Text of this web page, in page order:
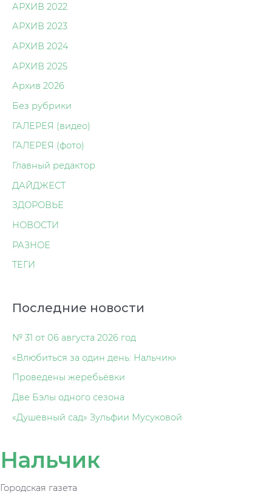
АРХИВ 2022
АРХИВ 2023
АРХИВ 2024
АРХИВ 2025
Архив 2026
Без рубрики
ГАЛЕРЕЯ (видео)
ГАЛЕРЕЯ (фото)
Главный редактор
ДАЙДЖЕСТ
ЗДОРОВЬЕ
НОВОСТИ
РАЗНОЕ
ТЕГИ
Последние новости
№ 31 от 06 августа 2026 год
«Влюбиться за один день: Нальчик»
Проведены жеребьёвки
Две Бэлы одного сезона
«Душевный сад» Зульфии Мусуковой
Нальчик
Городская газета